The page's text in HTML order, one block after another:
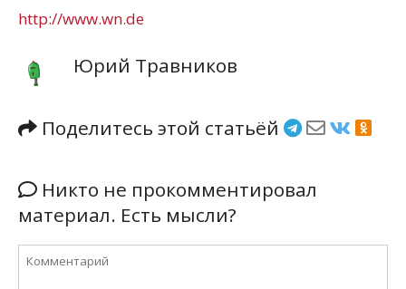
http://www.wn.de
Юрий Травников
Поделитесь этой статьёй
Никто не прокомментировал
материал. Есть мысли?